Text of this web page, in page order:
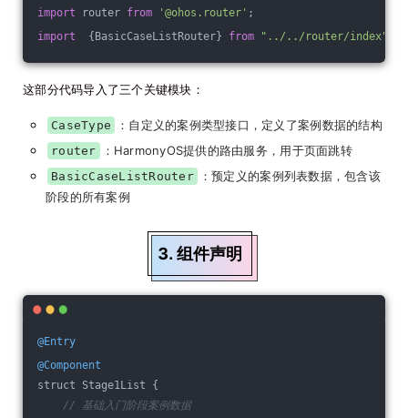
import router from '@ohos.router' ;
import {BasicCaseListRouter} from "../../router/index"
这部分代码导入了三个关键模块：
CaseType ：自定义的案例类型接口，定义了案例数据的结构
router ：HarmonyOS提供的路由服务，用于页面跳转
BasicCaseListRouter
：预定义的案例列表数据，包含该
阶段的所有案例
3. 组件声明
@Entry
@Component
struct Stage1List {
// 基础入门阶段案例数据